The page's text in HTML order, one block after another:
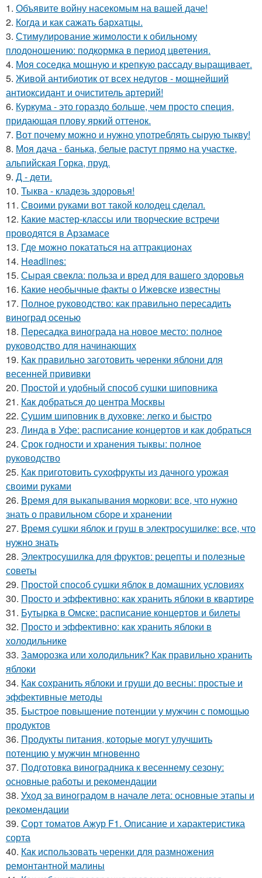
1. Объявите войну насекомым на вашей даче!
2. Когда и как сажать бархатцы.
3. Стимулирование жимолости к обильному
плодоношению: подкормка в период цветения.
4. Моя соседка мощную и крепкую рассаду выращивает.
5. Живой антибиотик от всех недугов - мощнейший
антиоксидант и очиститель артерий!
6. Куркума - это гораздо больше, чем просто специя,
придающая плову яркий оттенок.
7. Вот почему можно и нужно употреблять сырую тыкву!
8. Моя дача - банька, белые растут прямо на участке,
альпийская Горка, пруд.
9. Д - дeти.
10. Тыква - кладезь здоровья!
11. Своими руками вот такой колодец сделал.
12. Какие мастер-классы или творческие встречи
проводятся в Арзамасе
13. Где можно покататься на аттракционах
14. Headlines:
15. Сырая свекла: польза и вред для вашего здоровья
16. Какие необычные факты о Ижевске известны
17. Полное руководство: как правильно пересадить
виноград осенью
18. Пересадка винограда на новое место: полное
руководство для начинающих
19. Как правильно заготовить черенки яблони для
весенней прививки
20. Простой и удобный способ сушки шиповника
21. Как добраться до центра Москвы
22. Сушим шиповник в духовке: легко и быстро
23. Линда в Уфе: расписание концертов и как добраться
24. Срок годности и хранения тыквы: полное
руководство
25. Как приготовить сухофрукты из дачного урожая
своими руками
26. Время для выкапывания моркови: все, что нужно
знать о правильном сборе и хранении
27. Время сушки яблок и груш в электросушилке: все, что
нужно знать
28. Электросушилка для фруктов: рецепты и полезные
советы
29. Простой способ сушки яблок в домашних условиях
30. Просто и эффективно: как хранить яблоки в квартире
31. Бутырка в Омске: расписание концертов и билеты
32. Просто и эффективно: как хранить яблоки в
холодильнике
33. Заморозка или холодильник? Как правильно хранить
яблоки
34. Как сохранить яблоки и груши до весны: простые и
эффективные методы
35. Быстрое повышение потенции у мужчин с помощью
продуктов
36. Продукты питания, которые могут улучшить
потенцию у мужчин мгновенно
37. Подготовка виноградника к весеннему сезону:
основные работы и рекомендации
38. Уход за виноградом в начале лета: основные этапы и
рекомендации
39. Сорт томатов Ажур F1. Описание и характеристика
сорта
40. Как использовать черенки для размножения
ремонтантной малины